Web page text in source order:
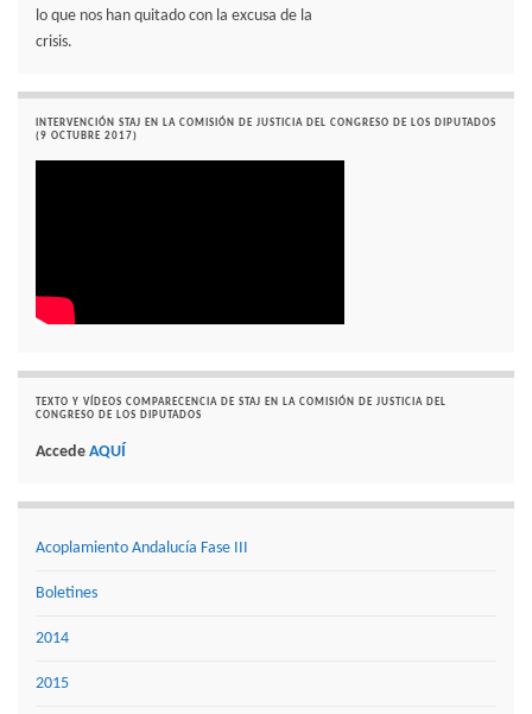
lo que nos han quitado con la excusa de la
crisis.
INTERVENCIÓN STAJ EN LA COMISIÓN DE JUSTICIA DEL CONGRESO DE LOS DIPUTADOS
(9 OCTUBRE 2017)
TEXTO Y VÍDEOS COMPARECENCIA DE STAJ EN LA COMISIÓN DE JUSTICIA DEL
CONGRESO DE LOS DIPUTADOS
Accede AQUÍ
Acoplamiento Andalucía Fase III
Boletines
2014
2015